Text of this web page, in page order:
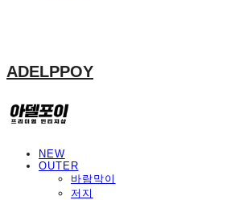
ADELPPOY
NEW
OUTER
바람막이
저지